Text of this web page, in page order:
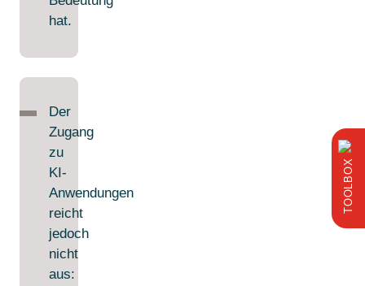
hat.
Der
Zugang
zu
KI-
Anwendungen
reicht
jedoch
nicht
aus:
TOOL
BOX